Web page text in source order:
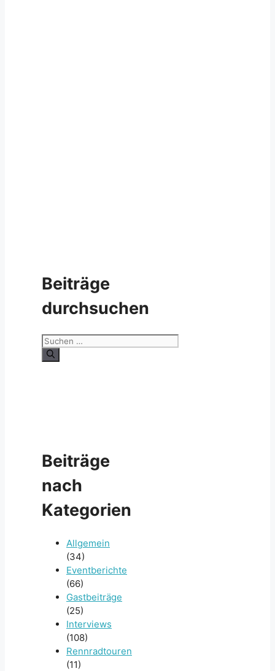
Beiträge
durchsuchen
Suche
nach:
Beiträge
nach
Kategorien
Allgemein
(34)
Eventberichte
(66)
Gastbeiträge
(25)
Interviews
(108)
Rennradtouren
(11)